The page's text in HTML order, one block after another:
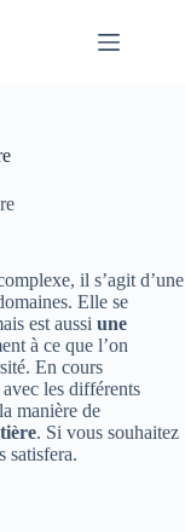
il s’agit d’une
Elle se
est aussi une
à ce que l’on
En cours
les différents
manière de
. Si vous souhaitez
satisfera.